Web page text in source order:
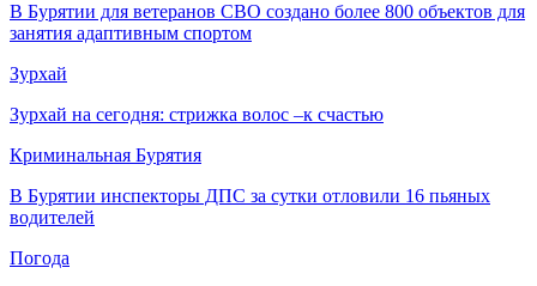
В Бурятии для ветеранов СВО создано более 800 объектов для
занятия адаптивным спортом
Зурхай
Зурхай на сегодня: стрижка волос –к счастью
Криминальная Бурятия
В Бурятии инспекторы ДПС за сутки отловили 16 пьяных
водителей
Погода